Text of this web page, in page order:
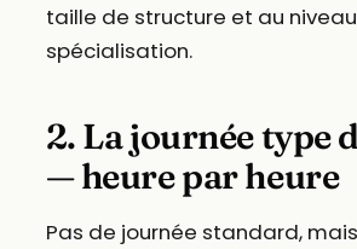
taille de structure et au
spécialisation.
2. La journée type
— heure par heure
Pas de journée standard,